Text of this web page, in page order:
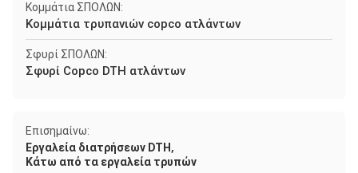
Κομμάτια ΣΠΟΛΩΝ:
Κομμάτια τρυπανιών copco ατλάντων
Σφυρί ΣΠΟΛΩΝ:
Σφυρί Copco DTH ατλάντων
Επισημαίνω:
Εργαλεία διατρήσεων DTH ,
Κάτω από τα εργαλεία τρυπών